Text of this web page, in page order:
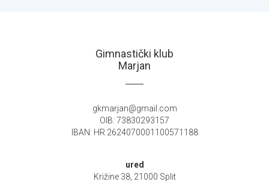
Gimnastički klub
Marjan
gkmarjan@gmail.com
OIB: 73830293157
IBAN: HR 2624070001100571188
ured
Križine 38, 21000 Split